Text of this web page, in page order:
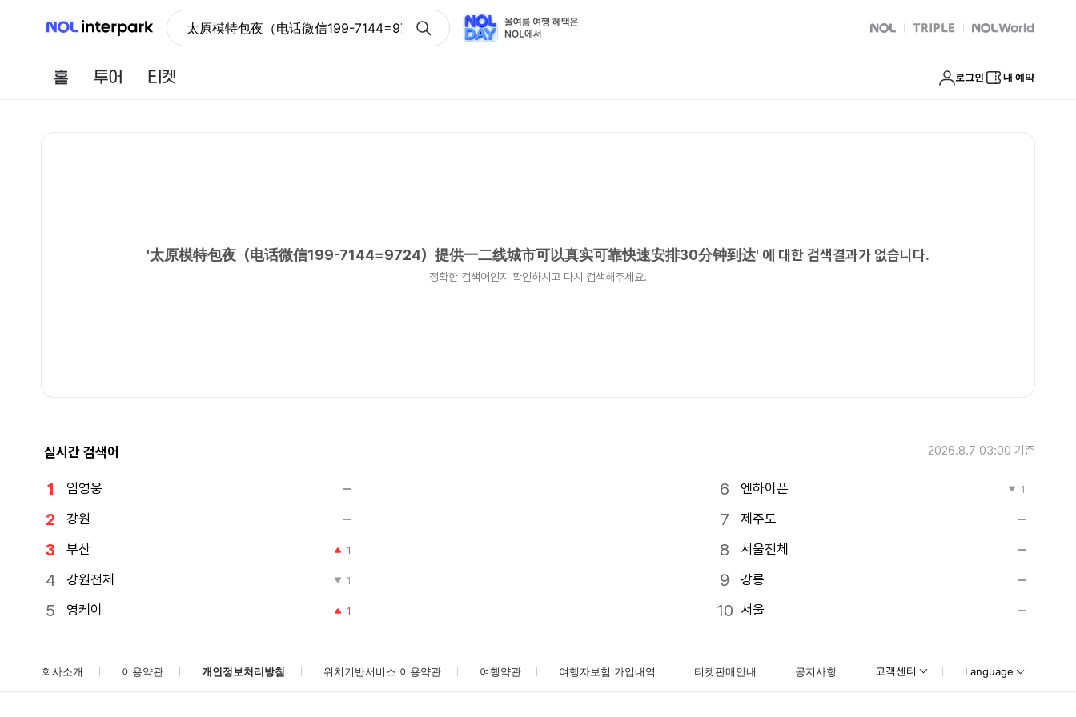
NOL 인터파크 太原模特包夜（电话微信199-7144=9724）提供一二线城市可以真实可靠快速安排30分钟到达 NOL 트리플 Global Interpark
홈 투어 로그인 내 예약
'太原模特包夜（电话微信199-7144=9724）提供一二线城市可以真实可靠快速安排30分钟到达' 에 대한 검색결과가 없습니다.
정확한 검색어인지 확인하시고 다시 검색해주세요.
실시간 검색어 2026.8.7 03:00 기준
임영웅
강원
부산
1
강원전체 1
영케이 1
엔하이픈 1
제주도
서울전체
강릉
서울
회사소개 이용약관 개인정보처리방침 위치기반서비스 이용약관 여행약관 여행자보험 가입내역 티켓판매안내 공지사항 고객센터 Language